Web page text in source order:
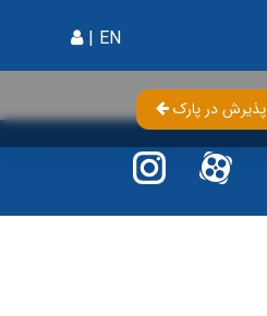
EN
|
پذیرش در پارک